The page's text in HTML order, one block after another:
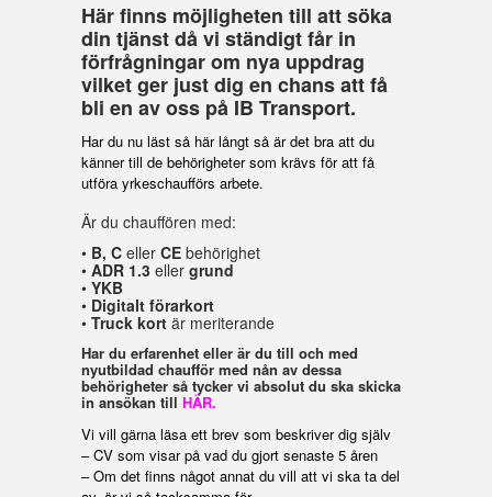
Här finns möjligheten till att söka
din tjänst då vi ständigt får in
förfrågningar om nya uppdrag
vilket ger just dig en chans att få
bli en av oss på IB Transport.
Har du nu läst så här långt så är det bra att du
känner till de behörigheter som krävs för att få
utföra yrkeschaufförs arbete.
Är du chauffören med:
• B, C eller CE behörighet
• ADR 1.3 eller grund
• YKB
• Digitalt förarkort
• Truck kort är meriterande
Har du erfarenhet eller är du till och med
nyutbildad chaufför med nån av dessa
behörigheter så tycker vi absolut du ska skicka
in ansökan till HÄR.
Vi vill gärna läsa ett brev som beskriver dig själv
– CV som visar på vad du gjort senaste 5 åren
– Om det finns något annat du vill att vi ska ta del